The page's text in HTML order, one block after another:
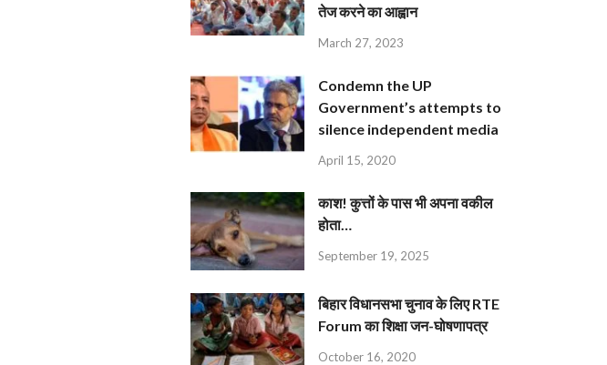
तेज करने का आह्वान
March 27, 2023
Condemn the UP
Government’s attempts to
silence independent media
April 15, 2020
काश! कुत्तों के पास भी अपना वकील
होता…
September 19, 2025
बिहार विधानसभा चुनाव के लिए RTE
Forum का शिक्षा जन-घोषणापत्र
October 16, 2020